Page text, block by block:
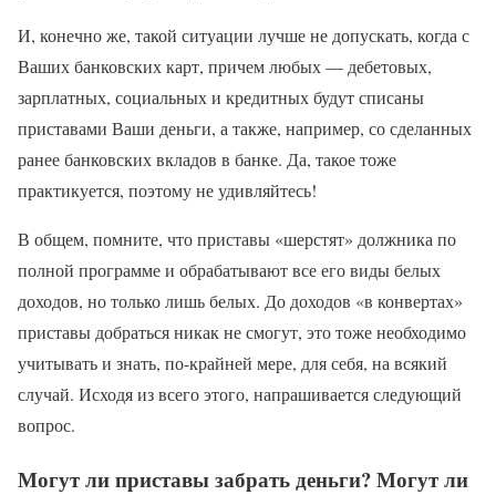
И, конечно же, такой ситуации лучше не допускать, когда с
Ваших банковских карт, причем любых — дебетовых,
зарплатных, социальных и кредитных будут списаны
приставами Ваши деньги, а также, например, со сделанных
ранее банковских вкладов в банке. Да, такое тоже
практикуется, поэтому не удивляйтесь!
В общем, помните, что приставы «шерстят» должника по
полной программе и обрабатывают все его виды белых
доходов, но только лишь белых. До доходов «в конвертах»
приставы добраться никак не смогут, это тоже необходимо
учитывать и знать, по-крайней мере, для себя, на всякий
случай. Исходя из всего этого, напрашивается следующий
вопрос.
Могут ли приставы забрать деньги? Могут ли